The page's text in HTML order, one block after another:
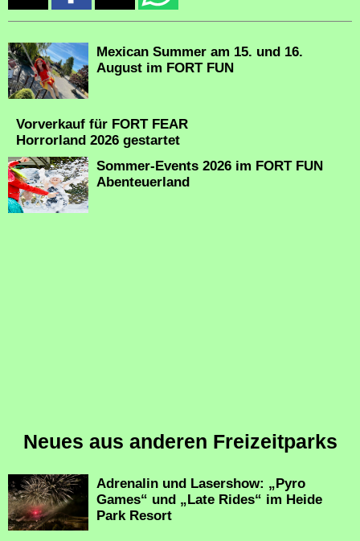
Mexican Summer am 15. und 16.
August im FORT FUN
Vorverkauf für FORT FEAR
Horrorland 2026 gestartet
Sommer-Events 2026 im FORT FUN
Abenteuerland
Neues aus anderen Freizeitparks
Adrenalin und Lasershow: „Pyro
Games“ und „Late Rides“ im Heide
Park Resort